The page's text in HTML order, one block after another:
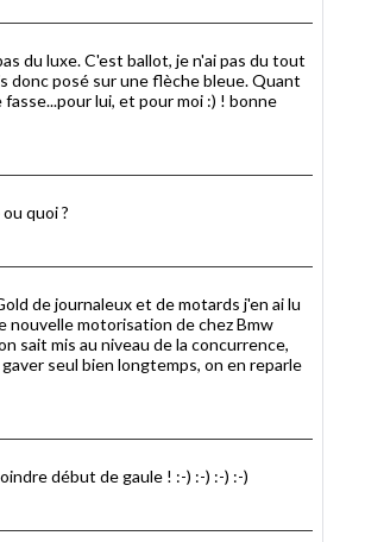
du luxe. C'est ballot, je n'ai pas du tout
donc posé sur une flèche bleue. Quant
lui, et pour moi :) ! bonne
quoi ?
de journaleux et de motards j'en ai lu
nouvelle motorisation de chez Bmw
sait mis au niveau de la concurrence,
seul bien longtemps, on en reparle
début de gaule ! :-) :-) :-) :-)